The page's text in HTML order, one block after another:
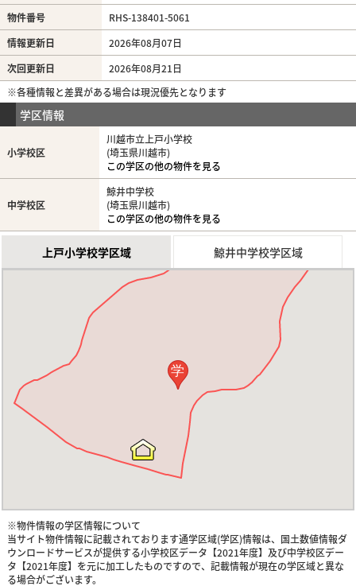
物件番号
RHS-138401-5061
情報更新日
2026年08月07日
次回更新日
2026年08月21日
※各種情報と差異がある場合は現況優先となります
学区情報
小学校区
川越市立上戸小学校
(埼玉県川越市)
この学区の他の物件を見る
中学校区
鯨井中学校
(埼玉県川越市)
この学区の他の物件を見る
上戸小学校学区域 鯨井中学校学区域
学
※物件情報の学区情報について
当サイト物件情報に記載されております通学区域(学区)情報は、国土数値情報ダ
ウンロードサービスが提供する小学校区データ【2021年度】及び中学校区デー
タ【2021年度】を元に加工したものですので、記載情報が現在の学区域と異な
る場合がございます。